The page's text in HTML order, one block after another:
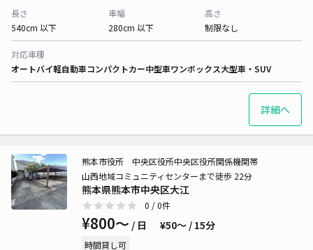
長さ
540cm 以下
車幅
280cm 以下
高さ
制限なし
対応車種
オートバイ軽自動車コンパクトカー中型車ワンボックス大型車・SUV
詳細へ
熊本県熊本市中央区大江
熊本市役所 中央区役所中央区役所関係機関帯
山西地域コミュニティセンターまで徒歩 22分
0 / 0件
¥800〜 / 日 ¥50〜 / 15分
時間貸し可